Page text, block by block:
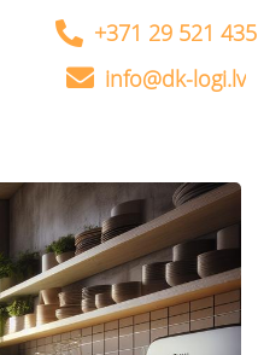
+371 29 521 435
info@dk-logi.lv